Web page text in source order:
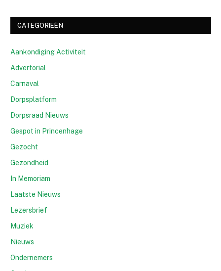
CATEGORIEËN
Aankondiging Activiteit
Advertorial
Carnaval
Dorpsplatform
Dorpsraad Nieuws
Gespot in Princenhage
Gezocht
Gezondheid
In Memoriam
Laatste Nieuws
Lezersbrief
Muziek
Nieuws
Ondernemers